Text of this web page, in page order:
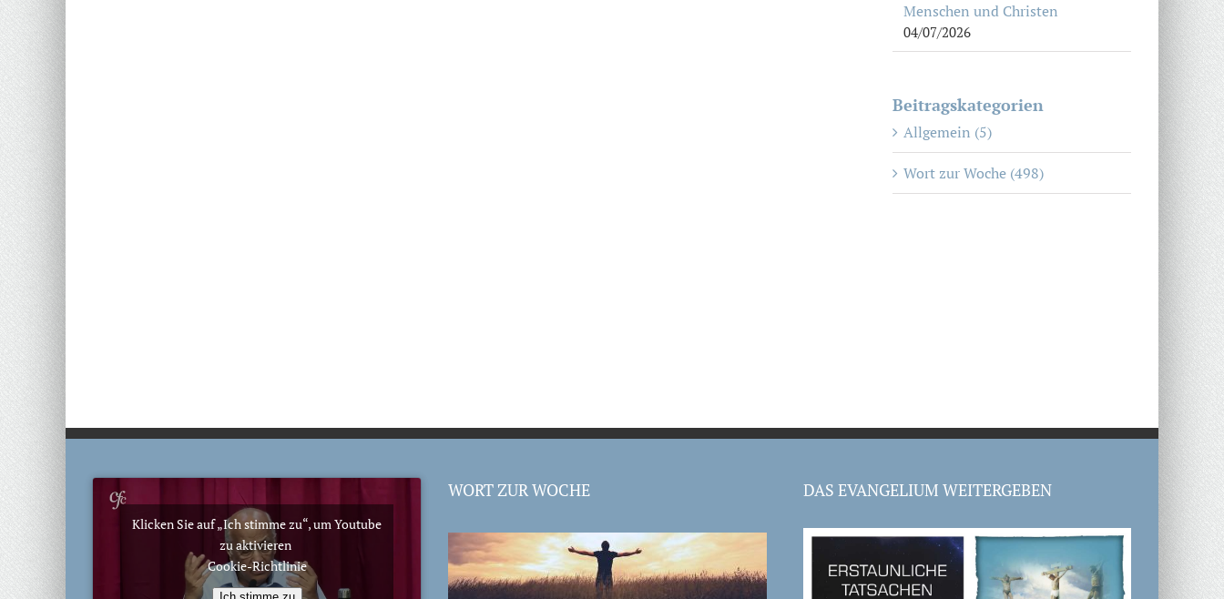
Menschen und Christen
04/07/2026
Beitragskategorien
Allgemein (5)
Wort zur Woche (498)
Klicken Sie auf „Ich stimme zu“, um Youtube
zu aktivieren
Cookie-Richtlinie
WORT ZUR WOCHE DAS EVANGELIUM WEITERGEBEN